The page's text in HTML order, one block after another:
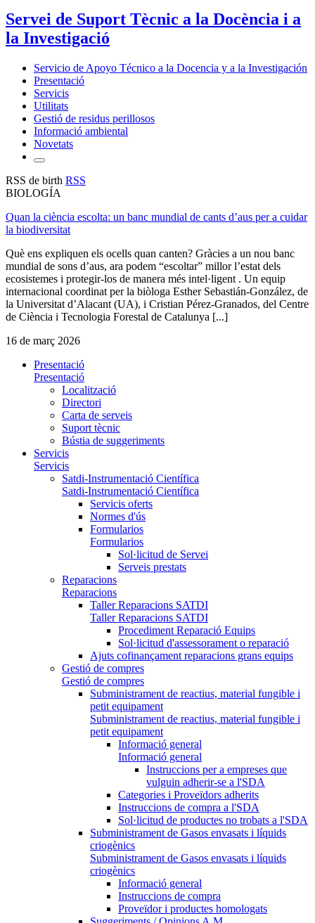
Servei de Suport Tècnic a la Docència i a
la Investigació
Servicio de Apoyo Técnico a la Docencia y a la Investigación
Presentació
Servicis
Utilitats
Gestió de residus perillosos
Informació ambiental
Novetats
RSS de birth RSS
BIOLOGÍA
Quan la ciència escolta: un banc mundial de cants d’aus per a cuidar
la biodiversitat
Què ens expliquen els ocells quan canten? Gràcies a un nou banc
mundial de sons d’aus, ara podem “escoltar” millor l’estat dels
ecosistemes i protegir-los de manera més intel·ligent . Un equip
internacional coordinat per la biòloga Esther Sebastián-González, de
la Universitat d’Alacant (UA), i Cristian Pérez-Granados, del Centre
de Ciència i Tecnologia Forestal de Catalunya [...]
16 de març 2026
Presentació
Presentació
Localització
Directori
Carta de serveis
Suport tècnic
Bústia de suggeriments
Servicis
Servicis
Satdi-Instrumentació Científica
Satdi-Instrumentació Científica
Servicis oferts
Normes d'ús
Formularios
Formularios
Sol·licitud de Servei
Serveis prestats
Reparacions
Reparacions
Taller Reparacions SATDI
Taller Reparacions SATDI
Procediment Reparació Equips
Sol·licitud d'assessorament o reparació
Ajuts cofinançament reparacions grans equips
Gestió de compres
Gestió de compres
Subministrament de reactius, material fungible i
petit equipament
Subministrament de reactius, material fungible i
petit equipament
Informació general
Informació general
Instruccions per a empreses que
vulguin adherir-se a l'SDA
Categories i Proveïdors adherits
Instruccions de compra a l'SDA
Sol·licitud de productes no trobats a l'SDA
Subministrament de Gasos envasats i líquids
criogènics
Subministrament de Gasos envasats i líquids
criogènics
Informació general
Instruccions de compra
Proveïdor i productes homologats